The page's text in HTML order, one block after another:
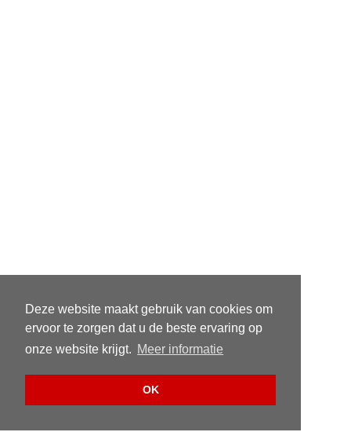
Deze website maakt gebruik van cookies om
ervoor te zorgen dat u de beste ervaring op
onze website krijgt. Meer informatie
OK